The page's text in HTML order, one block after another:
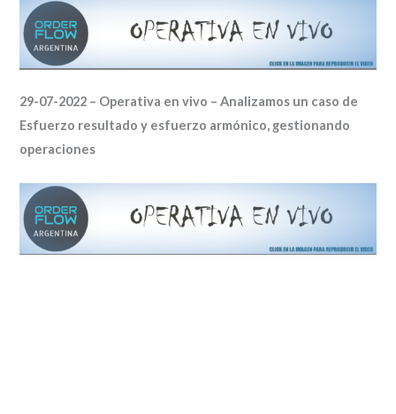
29-07-2022 – Operativa en vivo – Analizamos un caso de
Esfuerzo resultado y esfuerzo armónico, gestionando
operaciones